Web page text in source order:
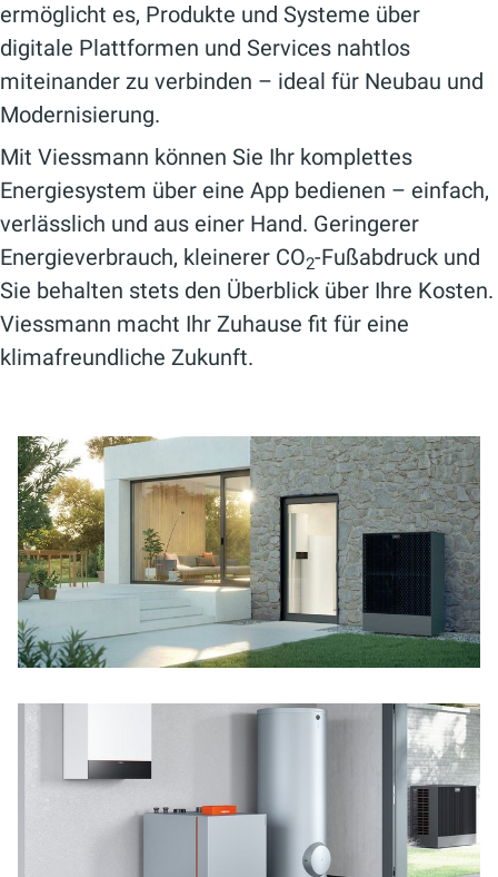
ermöglicht es, Produkte und Systeme über
digitale Plattformen und Services nahtlos
miteinander zu verbinden – ideal für Neubau und
Modernisierung.
Mit Viessmann können Sie Ihr komplettes
Energiesystem über eine App bedienen – einfach,
verlässlich und aus einer Hand. Geringerer
Energieverbrauch, kleinerer CO2-Fußabdruck und
Sie behalten stets den Überblick über Ihre Kosten.
Viessmann macht Ihr Zuhause fit für eine
klimafreundliche Zukunft.